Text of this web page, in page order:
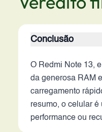
Conclusão
O Redmi Note 13,
da generosa RAM
carregamento
resumo, o celular
performance ou